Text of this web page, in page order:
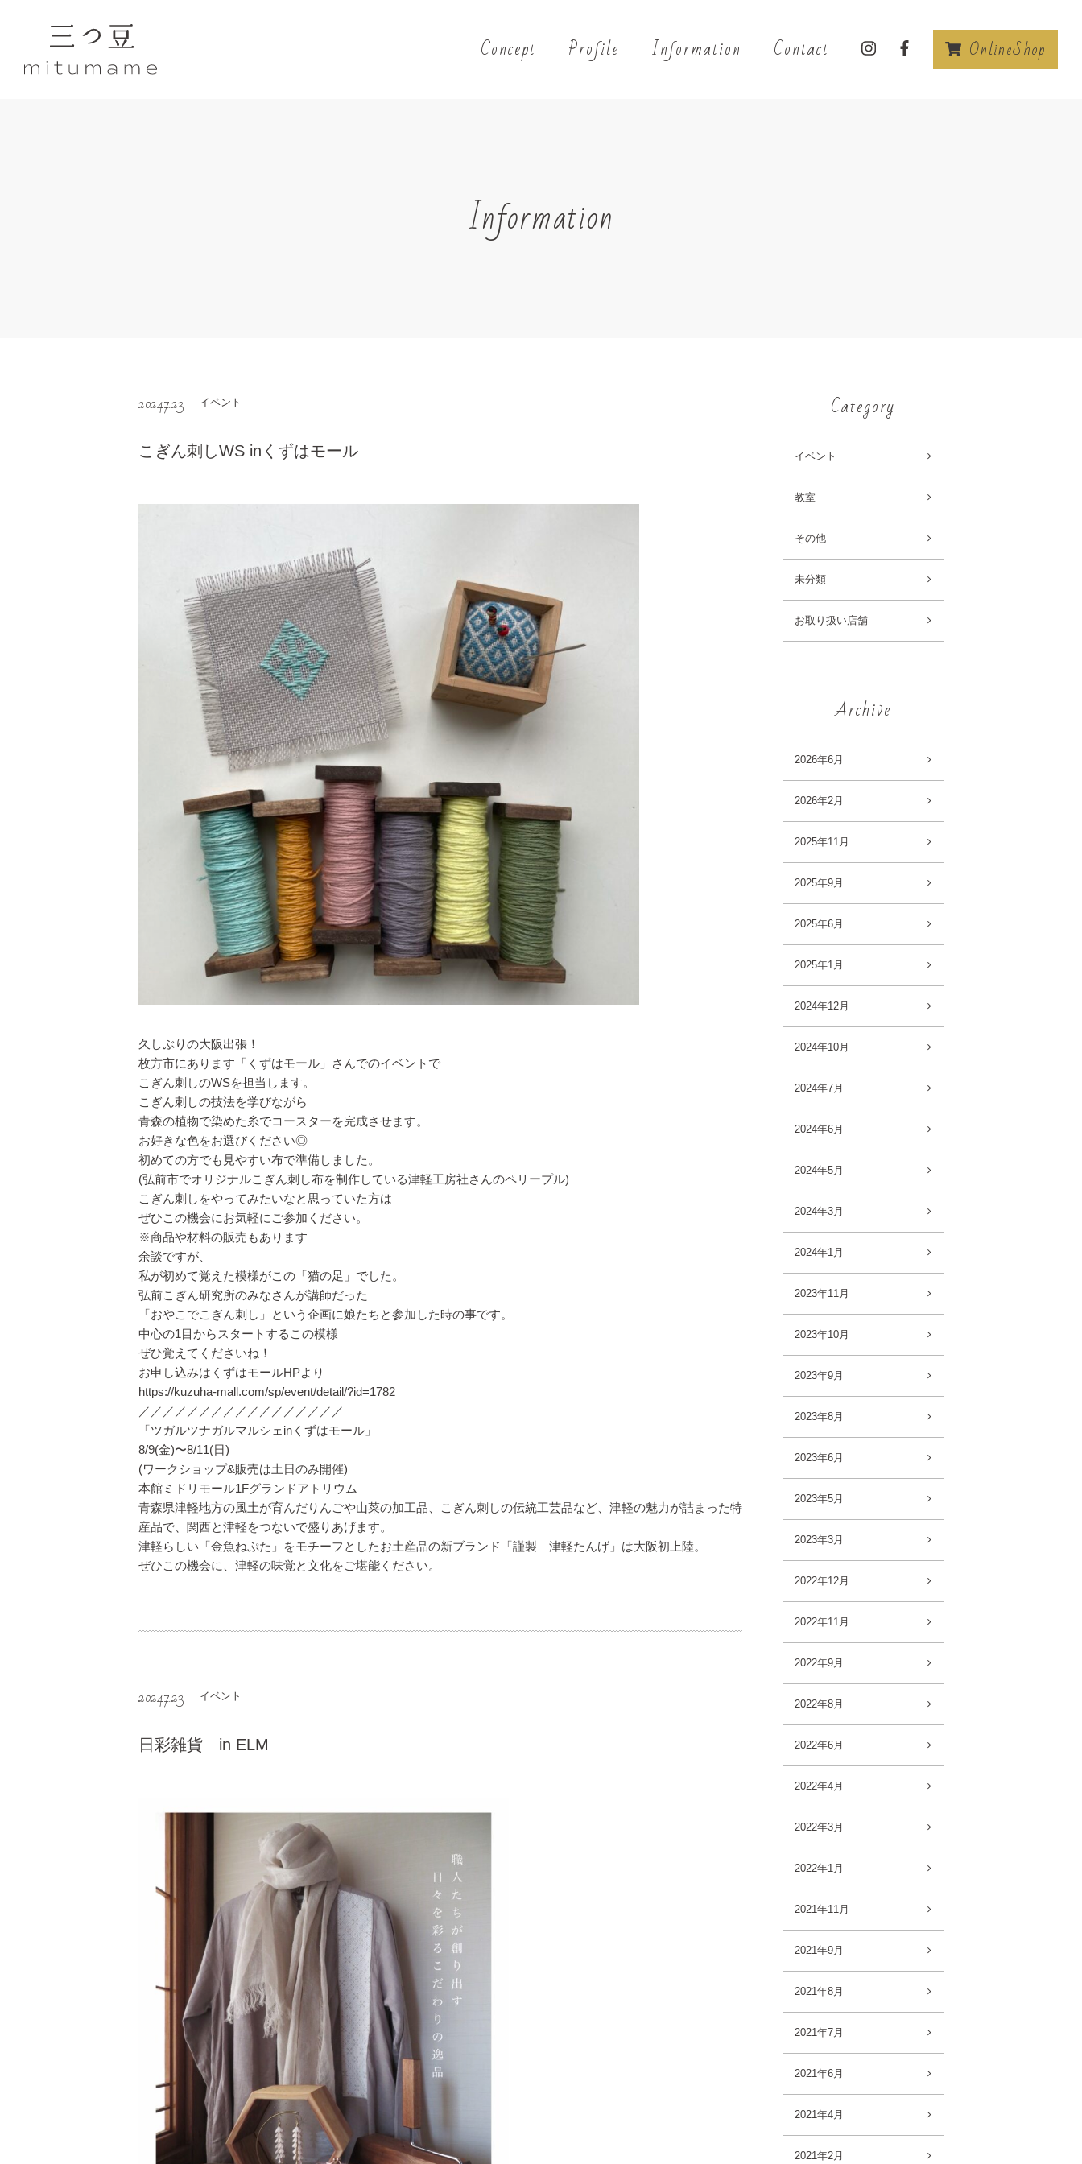
Concept Profile Information Contact OnlineShop
Information
2024.7.23 イベント
こぎん刺しWS inくずはモール
久しぶりの大阪出張！
枚方市にあります「くずはモール」さんでのイベントで
こぎん刺しのWSを担当します。
こぎん刺しの技法を学びながら
青森の植物で染めた糸でコースターを完成させます。
お好きな色をお選びください◎
初めての方でも見やすい布で準備しました。
(弘前市でオリジナルこぎん刺し布を制作している津軽工房社さんのペリープル)
こぎん刺しをやってみたいなと思っていた方は
ぜひこの機会にお気軽にご参加ください。
※商品や材料の販売もあります
余談ですが、
私が初めて覚えた模様がこの「猫の足」でした。
弘前こぎん研究所のみなさんが講師だった
「おやこでこぎん刺し」という企画に娘たちと参加した時の事です。
中心の1目からスタートするこの模様
ぜひ覚えてくださいね！
お申し込みはくずはモールHPより
https://kuzuha-mall.com/sp/event/detail/?id=1782
／／／／／／／／／／／／／／／／／
「ツガルツナガルマルシェinくずはモール」
8/9(金)〜8/11(日)
(ワークショップ&販売は土日のみ開催)
本館ミドリモール1Fグランドアトリウム
青森県津軽地方の風土が育んだりんごや山菜の加工品、こぎん刺しの伝統工芸品など、津軽の魅力が詰まった特
産品で、関西と津軽をつないで盛りあげます。
津軽らしい「金魚ねぷた」をモチーフとしたお土産品の新ブランド「謹製 津軽たんげ」は大阪初上陸。
ぜひこの機会に、津軽の味覚と文化をご堪能ください。
2024.7.23 イベント
日彩雑貨 in ELM
Category
イベント
教室
その他
未分類
お取り扱い店舗
Archive
2026年6月
2026年2月
2025年11月
2025年9月
2025年6月
2025年1月
2024年12月
2024年10月
2024年7月
2024年6月
2024年5月
2024年3月
2024年1月
2023年11月
2023年10月
2023年9月
2023年8月
2023年6月
2023年5月
2023年3月
2022年12月
2022年11月
2022年9月
2022年8月
2022年6月
2022年4月
2022年3月
2022年1月
2021年11月
2021年9月
2021年8月
2021年7月
2021年6月
2021年4月
2021年2月